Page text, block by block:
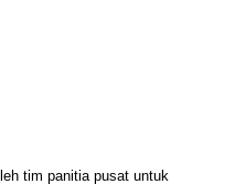
tim panitia pusat untuk